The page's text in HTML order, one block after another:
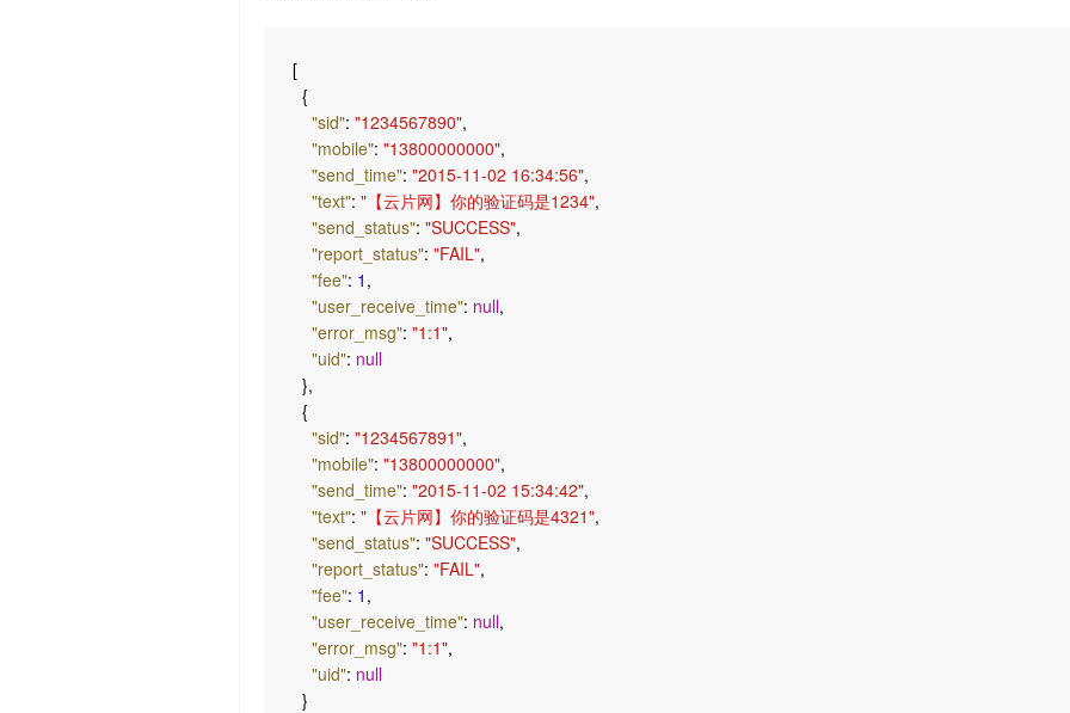
[
{
"sid": "1234567890",
"mobile": "13800000000",
"send_time": "2015-11-02 16:34:56",
"text": "【云片网】你的验证码是1234",
"send_status": "SUCCESS",
"report_status": "FAIL",
"fee": 1 ,
"user_receive_time": null,
"error_msg": "1:1",
"uid": null
},
{
"sid": "1234567891",
"mobile": "13800000000",
"send_time": "2015-11-02 15:34:42",
"text": "【云片网】你的验证码是4321",
"send_status": "SUCCESS",
"report_status": "FAIL",
"fee": 1 ,
"user_receive_time": null,
"error_msg": "1:1",
"uid": null
}